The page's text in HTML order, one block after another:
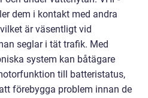
dem i kontakt med andra
är väsentligt vid
seglar i tät trafik. Med
system kan båtägare
till batteristatus,
förebygga problem innan de